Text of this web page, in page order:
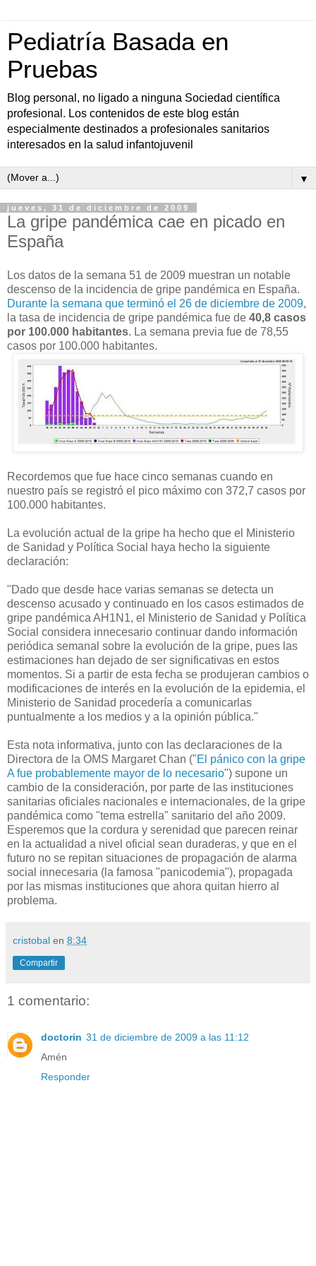
Pediatría Basada en
Pruebas
Blog personal, no ligado a ninguna Sociedad científica
profesional. Los contenidos de este blog están
especialmente destinados a profesionales sanitarios
interesados en la salud infantojuvenil
▼
jueves, 31 de diciembre de 2009
La gripe pandémica cae en picado en
España
Los datos de la semana 51 de 2009 muestran un notable
descenso de la incidencia de gripe pandémica en España.
Durante la semana que terminó el 26 de diciembre de 2009,
la tasa de incidencia de gripe pandémica fue de 40,8 casos
por 100.000 habitantes. La semana previa fue de 78,55
casos por 100.000 habitantes.
Recordemos que fue hace cinco semanas cuando en
nuestro país se registró el pico máximo con 372,7 casos por
100.000 habitantes.
La evolución actual de la gripe ha hecho que el Ministerio
de Sanidad y Política Social haya hecho la siguiente
declaración:
"Dado que desde hace varias semanas se detecta un
descenso acusado y continuado en los casos estimados de
gripe pandémica AH1N1, el Ministerio de Sanidad y Política
Social considera innecesario continuar dando información
periódica semanal sobre la evolución de la gripe, pues las
estimaciones han dejado de ser significativas en estos
momentos. Si a partir de esta fecha se produjeran cambios o
modificaciones de interés en la evolución de la epidemia, el
Ministerio de Sanidad procedería a comunicarlas
puntualmente a los medios y a la opinión pública."
Esta nota informativa, junto con las declaraciones de la
Directora de la OMS Margaret Chan ("El pánico con la gripe
A fue probablemente mayor de lo necesario") supone un
cambio de la consideración, por parte de las instituciones
sanitarias oficiales nacionales e internacionales, de la gripe
pandémica como "tema estrella" sanitario del año 2009.
Esperemos que la cordura y serenidad que parecen reinar
en la actualidad a nivel oficial sean duraderas, y que en el
futuro no se repitan situaciones de propagación de alarma
social innecesaria (la famosa "panicodemia"), propagada
por las mismas instituciones que ahora quitan hierro al
problema.
cristobal en 8:34
Compartir
1 comentario:
doctorin 31 de diciembre de 2009 a las 11:12
Amén
Responder